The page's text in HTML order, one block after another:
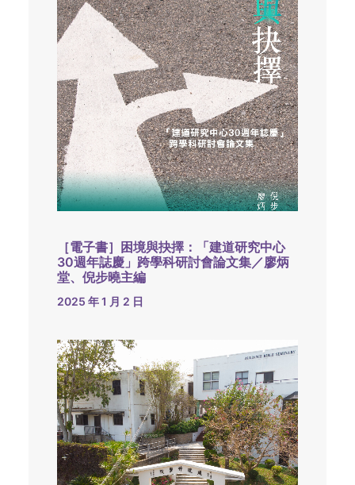
［電子書］困境與抉擇：「建道研究中心
30週年誌慶」跨學科研討會論文集／廖炳
堂、倪步曉主編
2025 年 1 月 2 日